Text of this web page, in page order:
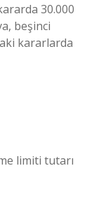
30.000
beşinci
kararlarda
limiti tutarı